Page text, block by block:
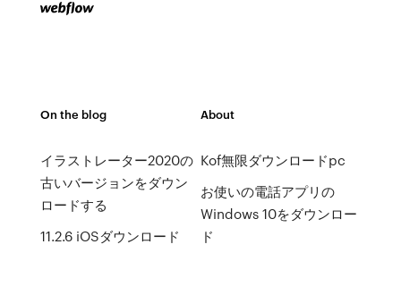
On the blog
イラストレーター2020の
古いバージョンをダウン
ロードする
11.2.6 iOSダウンロード
About
Kof無限ダウンロードpc
お使いの電話アプリの
Windows 10をダウンロー
ド